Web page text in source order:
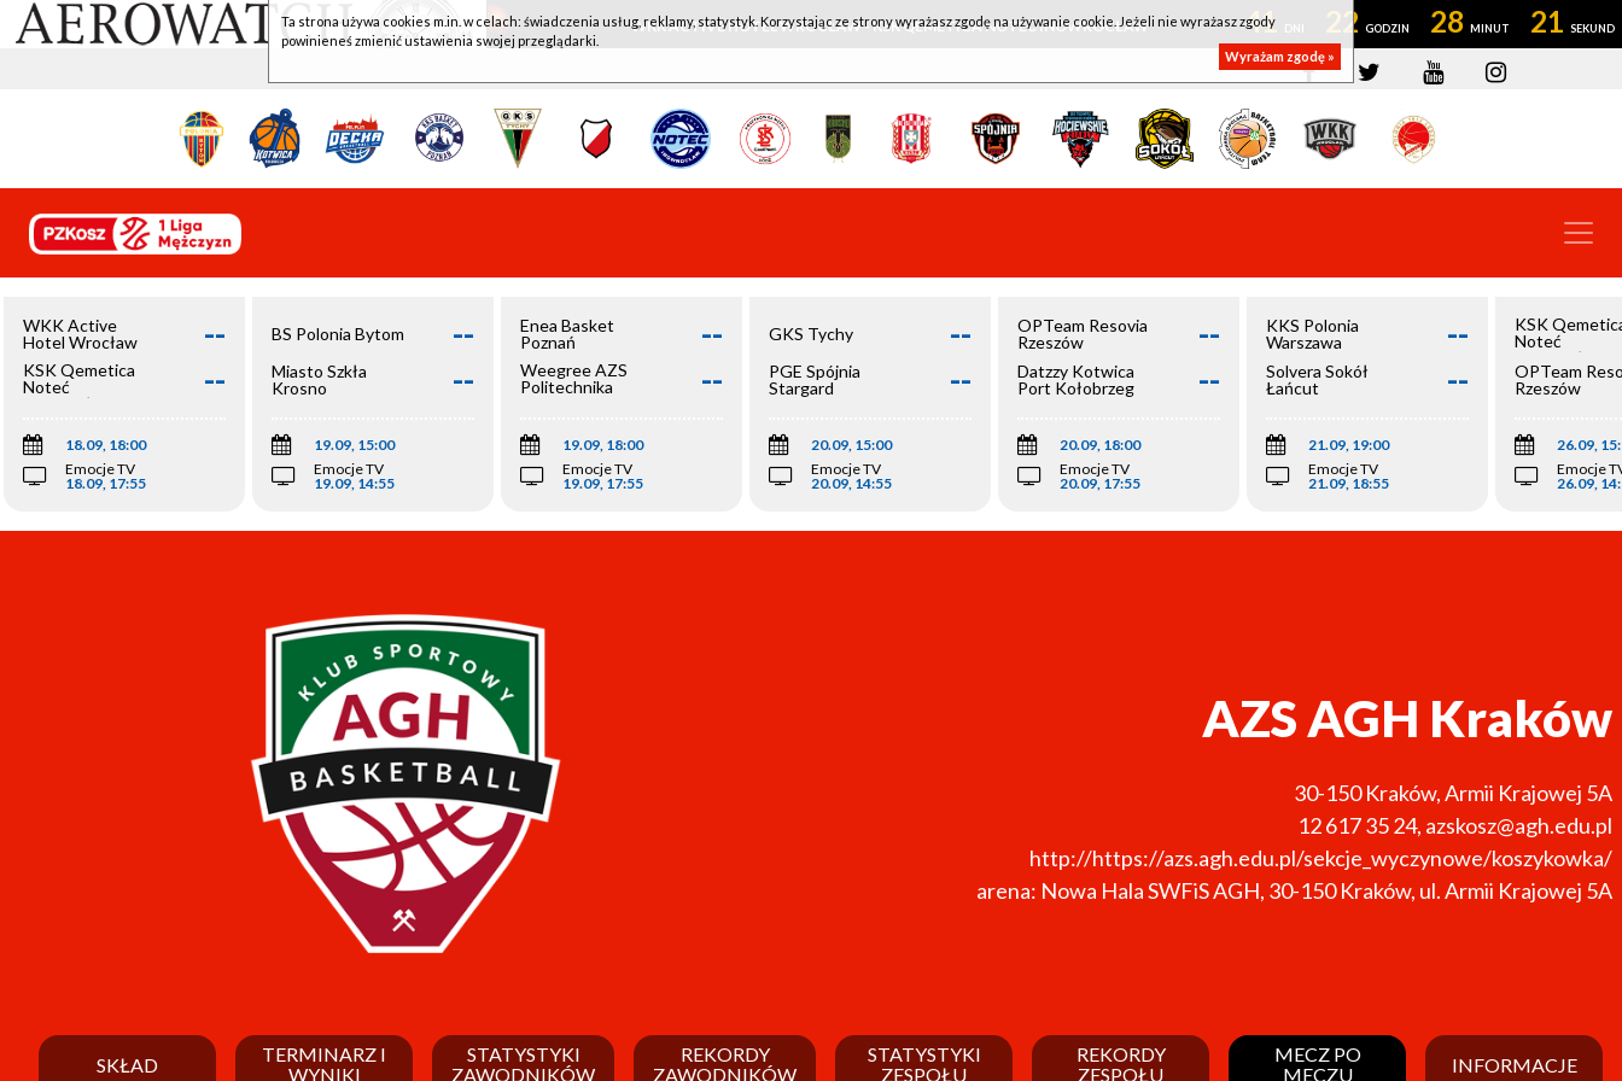
WKK ACTIVE HOTEL WROCŁAW - KSK QEMETICA NOTEĆ INOWROCŁAW 41 22 28 21
WKK Active
Hotel Wrocław
--
KSK Qemetica
Noteć
Inowrocław
--
18.09, 18:00
Emocje TV
18.09, 17:55
BS Polonia Bytom --
Miasto Szkła
Krosno
--
19.09, 15:00
Emocje TV
19.09, 14:55
Enea Basket
Poznań
--
Weegree AZS
Politechnika
--
19.09, 18:00
Emocje TV
19.09, 17:55
GKS Tychy --
PGE Spójnia
Stargard
--
20.09, 15:00
Emocje TV
20.09, 14:55
OPTeam Resovia
Rzeszów
--
Datzzy Kotwica
Port Kołobrzeg
--
20.09, 18:00
Emocje TV
20.09, 17:55
KKS Polonia
Warszawa
--
Solvera Sokół
Łańcut
--
21.09, 19:00
Emocje TV
21.09, 18:55
KSK
Noteć
Inowrocław
OPTeam
Rzeszów
26.09,
Emocje
26.09,
AZS AGH Kraków
30-150 Kraków,Armii Krajowej 5A
12 617 35 24, azskosz@agh.edu.pl
http://https://azs.agh.edu.pl/sekcje_wyczynowe/koszykowka/
arena: Nowa Hala SWFiS AGH, 30-150 Kraków, ul. Armii Krajowej 5A
SKŁAD
TERMINARZ I
WYNIKI
STATYSTYKI
ZAWODNIKÓW
REKORDY
ZAWODNIKÓW
STATYSTYKI
ZESPOŁU
REKORDY
ZESPOŁU
MECZ PO
MECZU
INFORMACJE
Ta strona używa cookies m.in. w celach: świadczenia usług, reklamy, statystyk. Korzystając ze strony wyrażasz zgodę na używanie cookie. Jeżeli nie wyrażasz zgody
powinieneś zmienić ustawienia swojej przeglądarki.
Wyrażam zgodę »